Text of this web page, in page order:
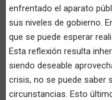
enfrentado el aparato
sus niveles de gobierno.
que se puede esperar
Esta reflexión resulta
siendo deseable
crisis, no se puede saber
circunstancias. Esto